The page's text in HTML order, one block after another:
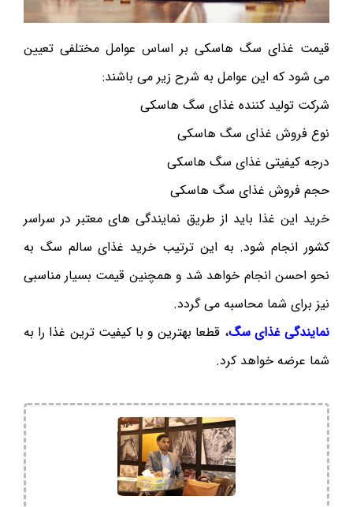
قیمت غذای سگ هاسکی بر اساس عوامل مختلفی تعیین
می شود که این عوامل به شرح زیر می باشند:
شرکت تولید کننده غذای سگ هاسکی
نوع فروش غذای سگ هاسکی
درجه کیفیتی غذای سگ هاسکی
حجم فروش غذای سگ هاسکی
خرید این غذا باید از طریق نمایندگی های معتبر در سراسر
کشور انجام شود. به این ترتیب خرید غذای سالم سگ به
نحو احسن انجام خواهد شد و همچنین قیمت بسیار مناسبی
نیز برای شما محاسبه می گردد.
نمایندگی غذای سگ، قطعا بهترین و با کیفیت ترین غذا را به
شما عرضه خواهد کرد.